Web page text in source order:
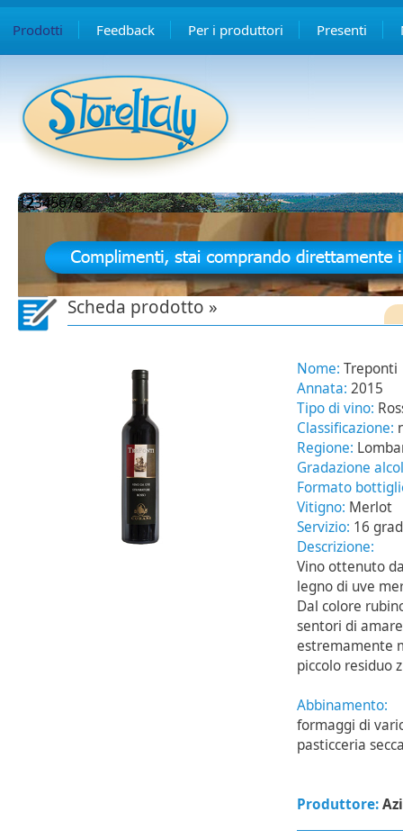
Prodotti Feedback Per i produttori Presenti
12345678
Scheda prodotto »
Nome: Treponti
Annata: 2015
Tipo di vino:
Classificazione:
Regione:
Gradazione
Formato
Vitigno: Merlot
Servizio: 16
Descrizione:
Vino ottenuto
legno di uve
Dal colore
sentori di
estremamente
piccolo residuo
Abbinamento:
formaggi di
pasticceria
Produttore: